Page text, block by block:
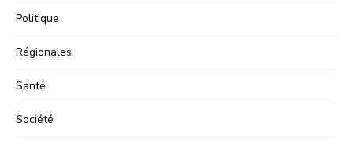
Politique
Régionales
Santé
Société